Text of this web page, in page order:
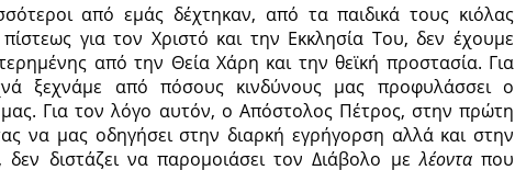
από εμάς δέχτηκαν, από τα παιδικά τους κιόλας
για τον Χριστό και την Εκκλησία Του, δεν έχουμε
από την Θεία Χάρη και την θεϊκή προστασία. Για
ξεχνάμε από πόσους κινδύνους μας προφυλάσσει ο
Για τον λόγο αυτόν, ο Απόστολος Πέτρος, στην πρώτη
να μας οδηγήσει στην διαρκή εγρήγορση αλλά και στην
δεν διστάζει να παρομοιάσει τον Διάβολο μελέονταπου